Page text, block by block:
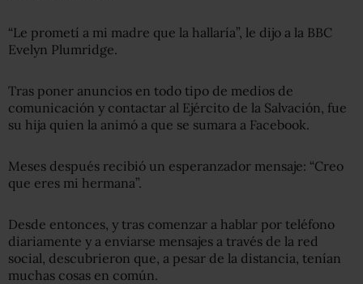
“Le prometí a mi madre que la hallaría”, le dijo a la BBC
Evelyn Plumridge.
Tras poner anuncios en todo tipo de medios de
comunicación y contactar al Ejército de la Salvación, fue
su hija quien la animó a que se sumara a Facebook.
Meses después recibió un esperanzador mensaje: “Creo
que eres mi hermana”.
Desde entonces, y tras comenzar a hablar por teléfono
diariamente y a enviarse mensajes a través de la red
social, descubrieron que, a pesar de la distancia, tenían
muchas cosas en común.